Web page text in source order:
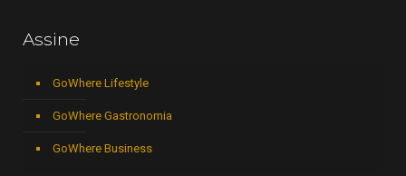
Assine
GoWhere Lifestyle
GoWhere Gastronomia
GoWhere Business